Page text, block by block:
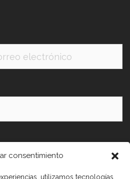
consentimiento
utilizamos tecnologías